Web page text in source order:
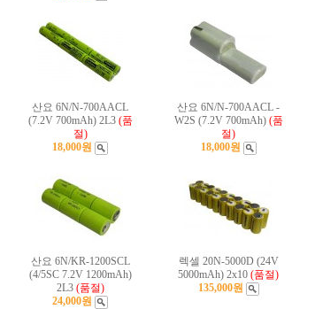
산요 6N/N-700AACL
(7.2V 700mAh) 2L3 (품
절)
18,000원
산요 6N/N-700AACL -
W2S (7.2V 700mAh) (품
절)
18,000원
산요 6N/KR-1200SCL
(4/5SC 7.2V 1200mAh)
2L3 (품절)
24,000원
렉셀 20N-5000D (24V
5000mAh) 2x10 (품절)
135,000원